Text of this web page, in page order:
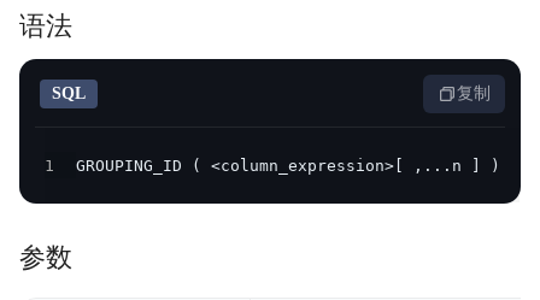
产品定价
快速入门
语法
SQL 复制
1 GROUPING_ID ( <column_expression>[ ,...n ] )
参数